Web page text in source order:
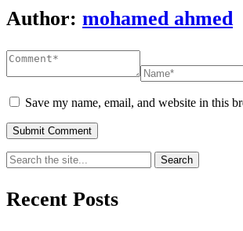
Author: mohamed ahmed
Save my name, email, and website in this
Recent Posts